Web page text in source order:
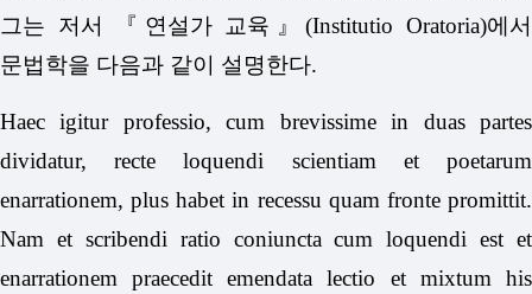
그는 저서 『연설가 교육』(Institutio Oratoria)에서
문법학을 다음과 같이 설명한다.
Haec igitur professio, cum brevissime in duas partes
dividatur, recte loquendi scientiam et poetarum
enarrationem, plus habet in recessu quam fronte promittit.
Nam et scribendi ratio coniuncta cum loquendi est et
enarrationem praecedit emendata lectio et mixtum his